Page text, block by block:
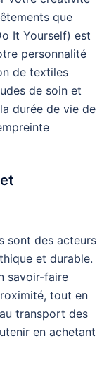
que
It Yourself) est
personnalité
de textiles
de soin et
durée de vie de
sont des acteurs
et durable.
savoir-faire
tout en
transport des
en achetant